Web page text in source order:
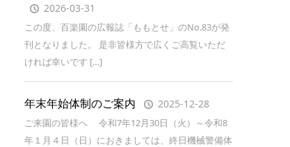
2026-03-31
この度、百楽園の広報誌「ももとせ」のNo.83が発
刊となりました。 是非皆様方で広くご高覧いただ
ければ幸いです […]
年末年始体制のご案内 2025-12-28
ご来園の皆様へ 令和7年12月30日（火）～令和8
年１月４日（日）におきましては、終日機械警備体